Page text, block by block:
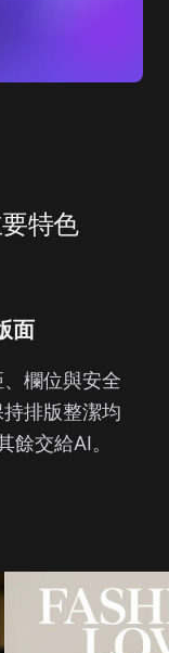
特色
面
欄位與安全
排版整潔均
餘交給AI。